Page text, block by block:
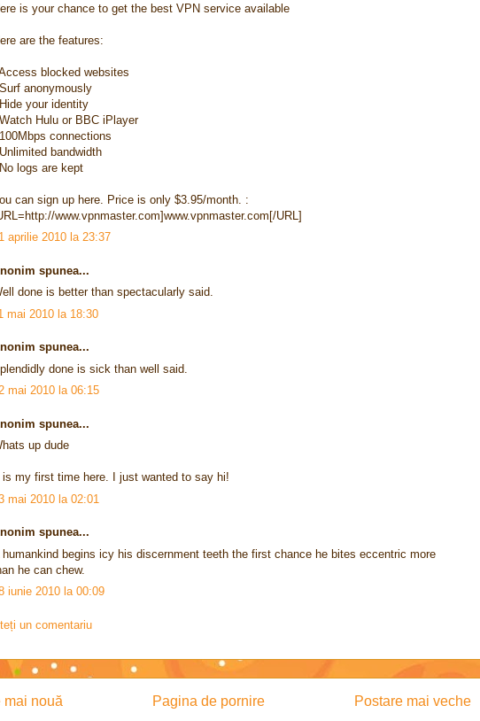
is your chance to get the best VPN service available
are the features:
blocked websites
anonymously
your identity
Hulu or BBC iPlayer
connections
bandwidth
logs are kept
can sign up here. Price is only $3.95/month. :
www.vpnmaster.com]www.vpnmaster.com[/URL]
aprilie 2010 la 23:37
spunea...
done is better than spectacularly said.
mai 2010 la 18:30
spunea...
done is sick than well said.
mai 2010 la 06:15
spunea...
up dude
is my first time here. I just wanted to say hi!
mai 2010 la 02:01
spunea...
humankind begins icy his discernment teeth the first chance he bites eccentric more
he can chew.
iunie 2010 la 00:09
un comentariu
mai nouă Postare mai veche
Pagina de pornire